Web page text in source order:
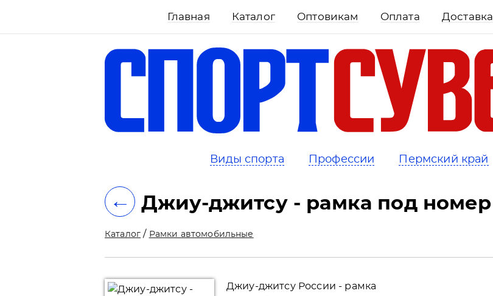
Главная Каталог Оптовикам Оплата Доставка
Виды спорта Профессии Пермский край
← Джиу-джитсу - рамка под номер
Каталог / Рамки автомобильные
Джиу-джитсу России - рамка